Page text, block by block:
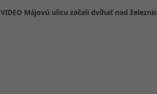
VIDEO Májovú ulicu začali dvíhať nad